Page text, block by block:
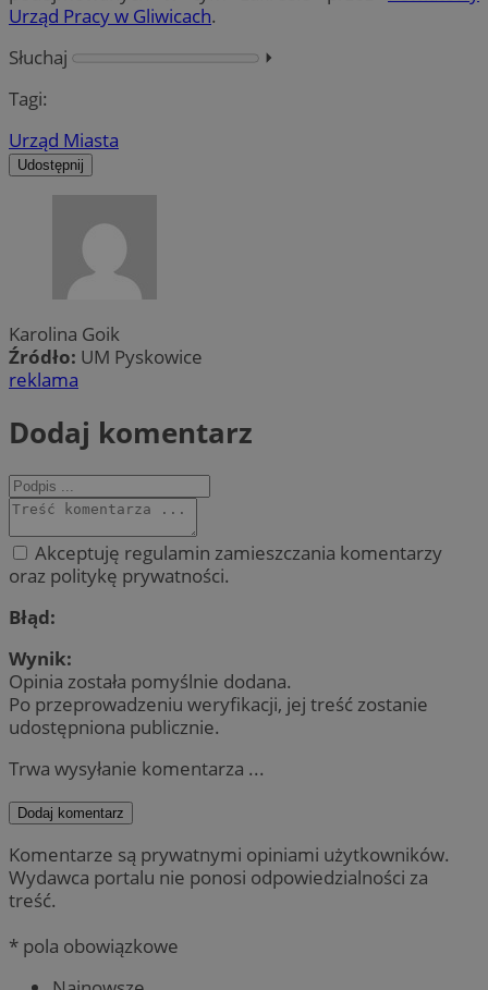
Urząd Pracy w Gliwicach.
Słuchaj
⏵︎
Tagi:
Urząd Miasta
Udostępnij
Karolina Goik
Źródło: UM Pyskowice
reklama
Dodaj komentarz
Akceptuję regulamin zamieszczania komentarzy
oraz politykę prywatności.
Błąd:
Wynik:
Opinia została pomyślnie dodana.
Po przeprowadzeniu weryfikacji, jej treść zostanie
udostępniona publicznie.
Trwa wysyłanie komentarza ...
Dodaj komentarz
Komentarze są prywatnymi opiniami użytkowników.
Wydawca portalu nie ponosi odpowiedzialności za
treść.
* pola obowiązkowe